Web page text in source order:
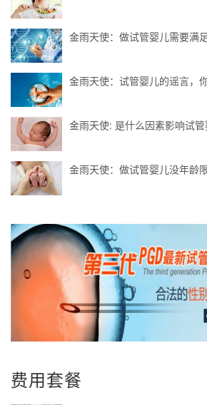
金雨天使：做试管婴儿需要满
金雨天使：试管婴儿的谣言，
金雨天使: 是什么因素影响试管
金雨天使：做试管婴儿没年龄
费用套餐